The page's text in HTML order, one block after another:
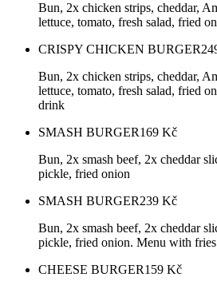
Bun, 2x chicken strips, cheddar,
lettuce, tomato, fresh salad, fried
CRISPY CHICKEN BURGER
Bun, 2x chicken strips, cheddar,
lettuce, tomato, fresh salad, fried
drink
SMASH BURGER169 Kč
Bun, 2x smash beef, 2x cheddar
pickle, fried onion
SMASH BURGER239 Kč
Bun, 2x smash beef, 2x cheddar
pickle, fried onion. Menu with
CHEESE BURGER159 Kč